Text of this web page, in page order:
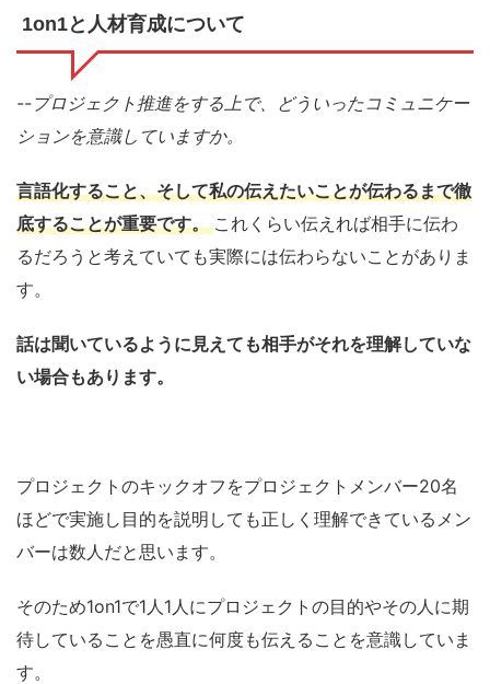
1on1と人材育成について
--プロジェクト推進をする上で、どういったコミュニケー
ションを意識していますか。
言語化すること、そして私の伝えたいことが伝わるまで徹
底することが重要です。 これくらい伝えれば相手に伝わ
るだろうと考えていても実際には伝わらないことがありま
す。
話は聞いているように見えても相手がそれを理解していな
い場合もあります。
プロジェクトのキックオフをプロジェクトメンバー20名
ほどで実施し目的を説明しても正しく理解できているメン
バーは数人だと思います。
そのため1on1で1人1人にプロジェクトの目的やその人に期
待していることを愚直に何度も伝えることを意識していま
す。